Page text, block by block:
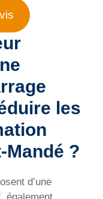
les
Mandé ?
d’une
également